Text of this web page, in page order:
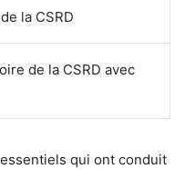
la CSRD
de la CSRD avec
qui ont conduit